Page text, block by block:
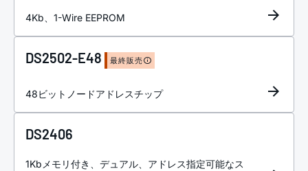
4Kb、1-Wire EEPROM
DS2502-E48 最終販売
48ビットノードアドレスチップ
DS2406
1Kbメモリ付き、デュアル、アドレス指定可能なス